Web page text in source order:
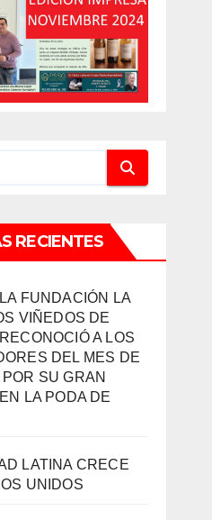
RECIENTES
FUNDACIÓN LA
VIÑEDOS DE
A LOS
DEL MES DE
SU GRAN
LA PODA DE
LATINA CRECE
UNIDOS